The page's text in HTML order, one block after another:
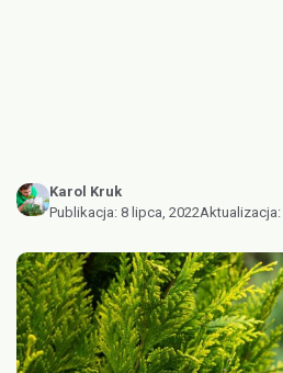
Karol Kruk
Publikacja: 8 lipca, 2022Aktualizacja: